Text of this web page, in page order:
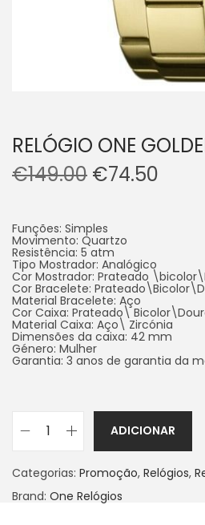
RELÓGIO ONE
€149.00 €74.50
Funções: Simples
Movimento: Quartzo
Resistência: 5 atm
Tipo Mostrador: Analógico
Cor Mostrador: Prateado
Cor Bracelete:
Material Bracelete: Aço
Cor Caixa: Prateado\
Material Caixa: Aço\ Zircónia
Dimensões da caixa: 42 mm
Género: Mulher
Garantia: 3 anos de garantia da
ADICIONAR
Categorias: Promoção, Relógios,
Brand: One Relógios